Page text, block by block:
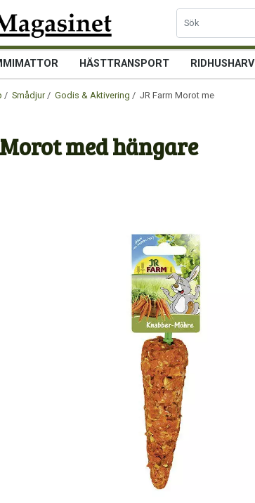
HÄSTTRANSPORT RIDHUSHARV
/ Smådjur/ Godis & Aktivering / JR Farm Morot med hängare
med hängare